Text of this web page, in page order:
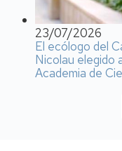
23/07/2026
El ecólogo del
Nicolau elegido
Academia de